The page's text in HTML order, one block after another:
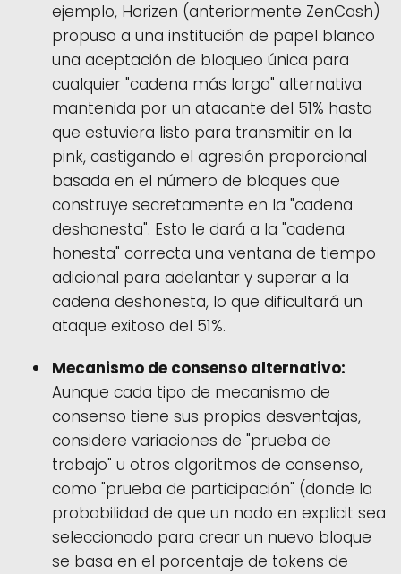
ejemplo, Horizen (anteriormente ZenCash)
propuso a una institución de papel blanco
una aceptación de bloqueo única para
cualquier "cadena más larga" alternativa
mantenida por un atacante del 51% hasta
que estuviera listo para transmitir en la
pink, castigando el agresión proporcional
basada en el número de bloques que
construye secretamente en la "cadena
deshonesta". Esto le dará a la "cadena
honesta" correcta una ventana de tiempo
adicional para adelantar y superar a la
cadena deshonesta, lo que dificultará un
ataque exitoso del 51%.
Mecanismo de consenso alternativo:
Aunque cada tipo de mecanismo de
consenso tiene sus propias desventajas,
considere variaciones de "prueba de
trabajo" u otros algoritmos de consenso,
como "prueba de participación" (donde la
probabilidad de que un nodo en explicit sea
seleccionado para crear un nuevo bloque
se basa en el porcentaje de tokens de